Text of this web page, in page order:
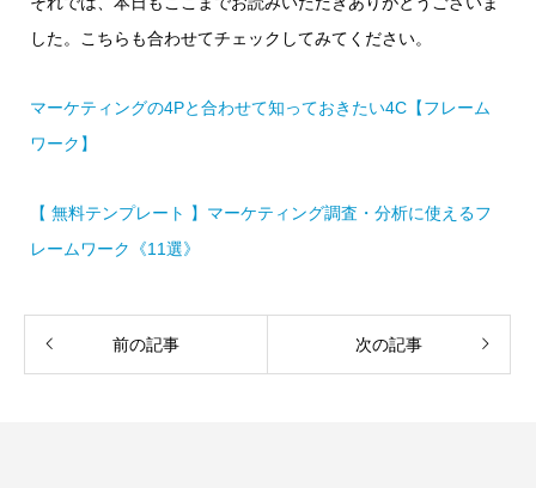
した。こちらも合わせてチェックしてみてください。
マーケティングの4Pと合わせて知っておきたい4C【フレーム
ワーク】
【 無料テンプレート 】マーケティング調査・分析に使えるフ
レームワーク《11選》
前の記事 次の記事